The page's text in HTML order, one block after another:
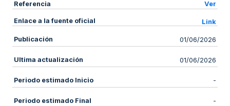
Referencia Ver
Enlace a la fuente oficial Link
Publicación 01/06/2026
Ultima actualización 01/06/2026
Periodo estimado Inicio -
Periodo estimado Final -